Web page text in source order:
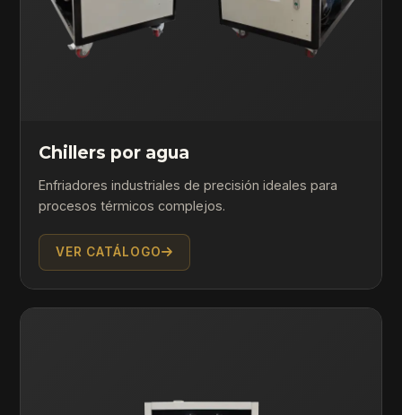
Chillers por agua
Enfriadores industriales de precisión ideales para
procesos térmicos complejos.
VER CATÁLOGO